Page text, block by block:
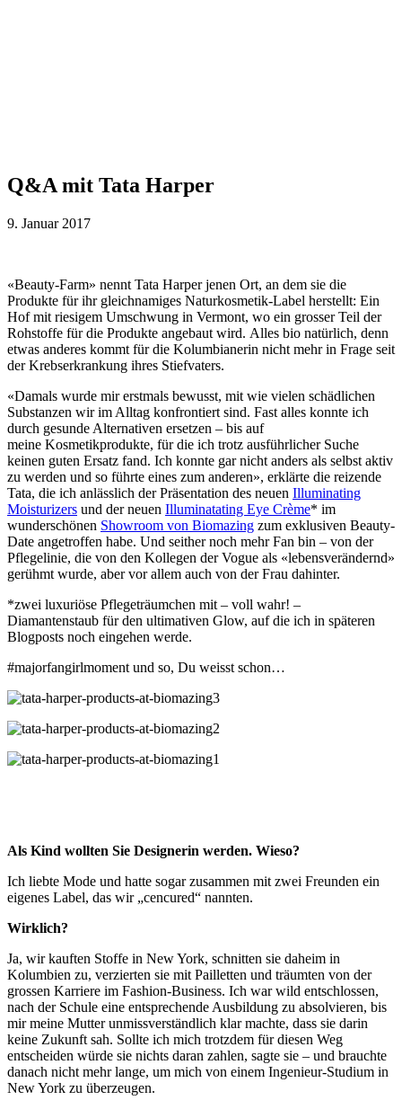
Q&A mit Tata Harper
9. Januar 2017
«Beauty-Farm» nennt Tata Harper jenen Ort, an dem sie die
Produkte für ihr gleichnamiges Naturkosmetik-Label herstellt: Ein
Hof mit riesigem Umschwung in Vermont, wo ein grosser Teil der
Rohstoffe für die Produkte angebaut wird. Alles bio natürlich, denn
etwas anderes kommt für die Kolumbianerin nicht mehr in Frage seit
der Krebserkrankung ihres Stiefvaters.
«Damals wurde mir erstmals bewusst, mit wie vielen schädlichen
Substanzen wir im Alltag konfrontiert sind. Fast alles konnte ich
durch gesunde Alternativen ersetzen – bis auf
meine Kosmetikprodukte, für die ich trotz ausführlicher Suche
keinen guten Ersatz fand. Ich konnte gar nicht anders als selbst aktiv
zu werden und so führte eines zum anderen», erklärte die reizende
Tata, die ich anlässlich der Präsentation des neuen Illuminating
Moisturizers und der neuen Illuminatating Eye Crème* im
wunderschönen Showroom von Biomazing zum exklusiven Beauty-
Date angetroffen habe. Und seither noch mehr Fan bin – von der
Pflegelinie, die von den Kollegen der Vogue als «lebensverändernd»
gerühmt wurde, aber vor allem auch von der Frau dahinter.
*zwei luxuriöse Pflegeträumchen mit – voll wahr! –
Diamantenstaub für den ultimativen Glow, auf die ich in späteren
Blogposts noch eingehen werde.
#majorfangirlmoment und so, Du weisst schon…
Als Kind wollten Sie Designerin werden. Wieso?
Ich liebte Mode und hatte sogar zusammen mit zwei Freunden ein
eigenes Label, das wir „cencured“ nannten.
Wirklich?
Ja, wir kauften Stoffe in New York, schnitten sie daheim in
Kolumbien zu, verzierten sie mit Pailletten und träumten von der
grossen Karriere im Fashion-Business. Ich war wild entschlossen,
nach der Schule eine entsprechende Ausbildung zu absolvieren, bis
mir meine Mutter unmissverständlich klar machte, dass sie darin
keine Zukunft sah. Sollte ich mich trotzdem für diesen Weg
entscheiden würde sie nichts daran zahlen, sagte sie – und brauchte
danach nicht mehr lange, um mich von einem Ingenieur-Studium in
New York zu überzeugen.